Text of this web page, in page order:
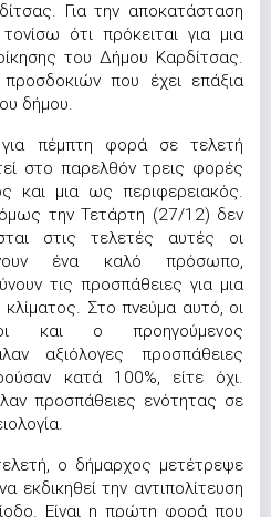
Για την αποκατάσταση
ότι πρόκειται για μια
του Δήμου Καρδίτσας.
που έχει επάξια
δήμου.
πέμπτη φορά σε τελετή
στο παρελθόν τρεις φορές
και μια ως περιφερειακός.
την Τετάρτη (27/12) δεν
στις τελετές αυτές οι
ένα καλό πρόσωπο,
τις προσπάθειες για μια
Στο πνεύμα αυτό, οι
και ο προηγούμενος
αξιόλογες προσπάθειες
κατά 100%, είτε όχι.
προσπάθειες ενότητας σε
ο δήμαρχος μετέτρεψε
εκδικηθεί την αντιπολίτευση
Είναι η πρώτη φορά που